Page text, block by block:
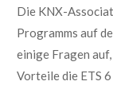
Die KNX-
Programms auf
einige Fragen
Vorteile die ETS 6